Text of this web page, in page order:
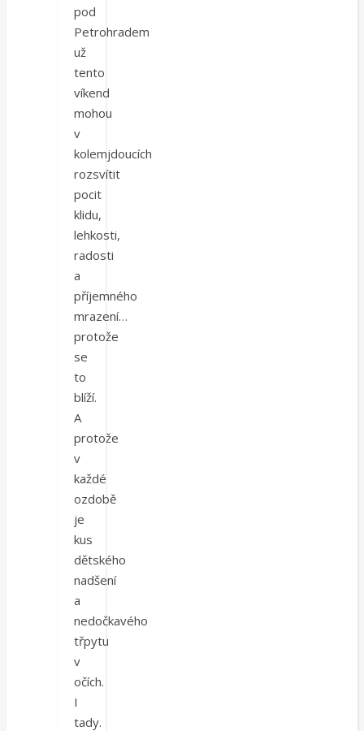
pod
Petrohradem
už
tento
víkend
mohou
v
kolemjdoucích
rozsvítit
pocit
klidu,
lehkosti,
radosti
a
příjemného
mrazení…
protože
se
to
blíží.
A
protože
v
každé
ozdobě
je
kus
dětského
nadšení
a
nedočkavého
třpytu
v
očích.
I
tady.